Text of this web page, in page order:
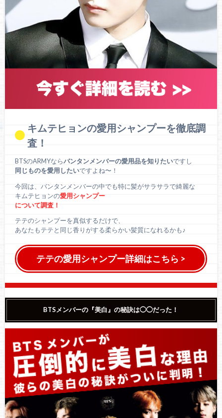
キムテヒョンの愛用シャンプーを徹底調
査！
BTSのARMYならバンタンメンバーの愛用品を知りたいですし
同じものを愛用したいですよね〜！
今回は、バンタンメンバーの中でも特に髪がサラサラで綺麗な
キムテヒョンの愛用シャンプー
について調査！
テテのシャンプーを真似するだけで、
あなたもテテと同じ香りがする柔らかい髪質になれるかも♪
テテの愛用シャンプー詳細はこちら >
BTSメンバーの『美白』の秘訣は◯◯だった！